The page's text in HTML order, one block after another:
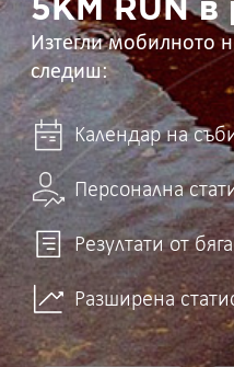
5KM RUN в
Изтегли мобилното
следиш:
Календар на
Персонална
Резултати от
Разширена